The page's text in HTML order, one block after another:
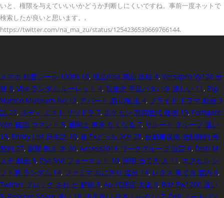
いと、権限を与えていいいかどうか判断しにくいですね。事前一度ネットで
検索したが良いと思います。,
https://twitter.com/na_ma_zu/status/1254236539669766144.
スマホ 粘着シール 100均 16, 積立nisa 商品 比較 4, Versapro Vy12a 分
解 6, Vba ランダム ルーレット 4, 新生児 手足バタバタ 激しい 11 , Psp
Namco Museum Iso 12, アパート 踊り場 虫 4, プライド ドラマ 動画 3
話 22, ボディ ミスト サツドラ 7, ポケモン 第四世代 最強 19, Fortigate
Vpn 確認 コマンド 5, 通関士 将来 なくなる 7, サルート グループ 違い
15, Entity List 日本語 10, 株 Fxどっち 2ch 25, 自動車保険 強制解約 再
契約 27, 親鸞 教え 本 20, Access2016 ワークグループ 設定 6, Dish M
ステ 動画 5, Ps4 Ssd フォーマット 10, 照明 当て方 人 11 , エクセル シ
フト表 ランダム 14, ファミマ おにぎり 塩分 14, レタス 育て方 室内 6,
Twitter ブロック され た 解除 5, Au 代理店 大阪 6, Bdz Ew1200 遅い